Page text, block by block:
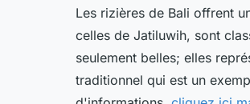
Les rizières de Bali offrent
celles de Jatiluwih, sont
seulement belles; elles
traditionnel qui est un